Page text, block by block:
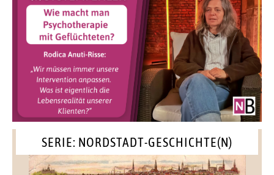
SERIE: NORDSTADT-GESCHICHTE(N)